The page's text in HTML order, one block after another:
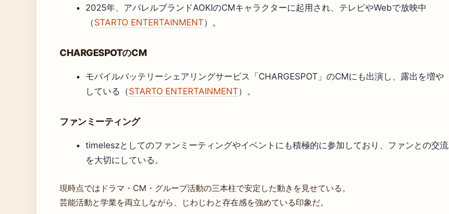
2025年、アパレルブランドAOKIのCMキャラクターに起用され、テレビやWebで放映中
（STARTO ENTERTAINMENT）。
CHARGESPOTのCM
モバイルバッテリーシェアリングサービス「CHARGESPOT」のCMにも出演し、露出を増や
している（STARTO ENTERTAINMENT）。
ファンミーティング
timeleszとしてのファンミーティングやイベントにも積極的に参加しており、ファンとの交流
を大切にしている。
現時点ではドラマ・CM・グループ活動の三本柱で安定した動きを見せている。
芸能活動と学業を両立しながら、じわじわと存在感を強めている印象だ。